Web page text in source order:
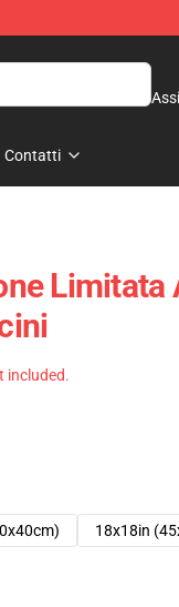
Contatti
Limitata
included.
18x18in